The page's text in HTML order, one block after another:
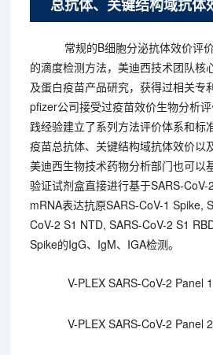
总抗体、关键结构域抗体
常规的B细胞分泌抗体效价评
的滴度检测方法，美迪西技术团队核
及蛋白疫苗产品研究，获得过相关专
pfizer公司接受过疫苗效价生物分析
践经验建立了系列方法评价体系和标
疫苗总抗体、关键结构域抗体效价以
美迪西生物技术药物分析部门也可以
验证试剂盒直接进行基于SARS-
mRNA表达抗原SARS-CoV-1 Spike,
CoV-2 S1 NTD, SARS-CoV-2 S1
Spike的IgG、IgM、IGA检测。
V-PLEX SARS-CoV-2 Panel 1
V-PLEX SARS-CoV-2 Panel 2